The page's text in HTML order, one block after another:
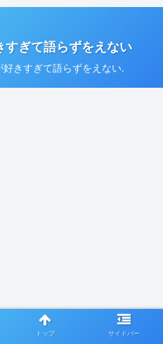
すぎて語らずをえない
きすぎて語らずをえない.
トップ サイドバー